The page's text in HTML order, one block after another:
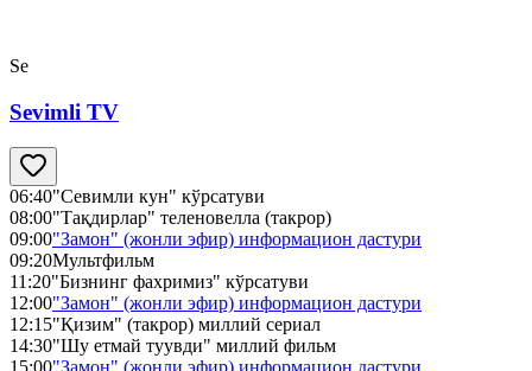
Se
Sevimli TV
06:40"Севимли кун" кўрсатуви
08:00"Тақдирлар" теленовелла (такрор)
09:00"Замон" (жонли эфир) информацион дастури
09:20Мультфильм
11:20"Бизнинг фахримиз" кўрсатуви
12:00"Замон" (жонли эфир) информацион дастури
12:15"Қизим" (такрор) миллий сериал
14:30"Шу етмай туувди" миллий фильм